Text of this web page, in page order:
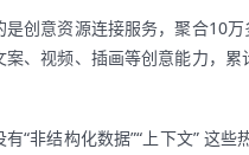
是创意资源连接服务，聚合10
案、视频、插画等创意能力，累
“非结构化数据”“上下文” 这